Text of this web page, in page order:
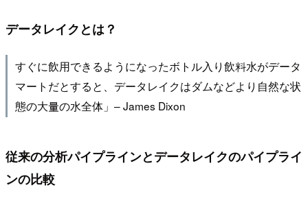
データレイクとは？
すぐに飲用できるようになったボトル入り飲料水がデータ
マートだとすると、データレイクはダムなどより自然な状
態の⼤量の水全体」– James Dixon
従来の分析パイプラインとデータレイクのパイプライ
ンの比較